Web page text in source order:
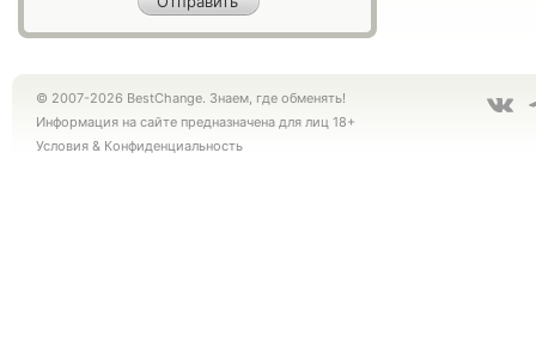
© 2007-2026 BestChange. Знаем, где обменять!
Информация на сайте предназначена для лиц 18+
Условия & Конфиденциальность